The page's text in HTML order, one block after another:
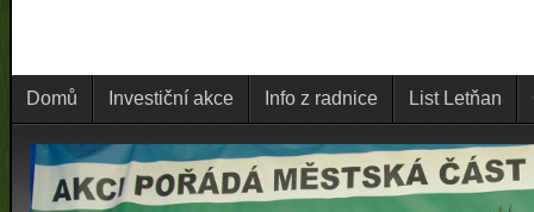
Domů Investiční akce Info z radnice List Letňan